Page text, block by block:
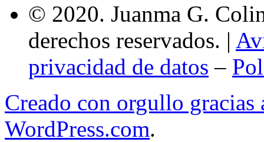
© 2020. Juanma G.
derechos reservados. |
privacidad de datos –
Creado con orgullo gracias
WordPress.com.